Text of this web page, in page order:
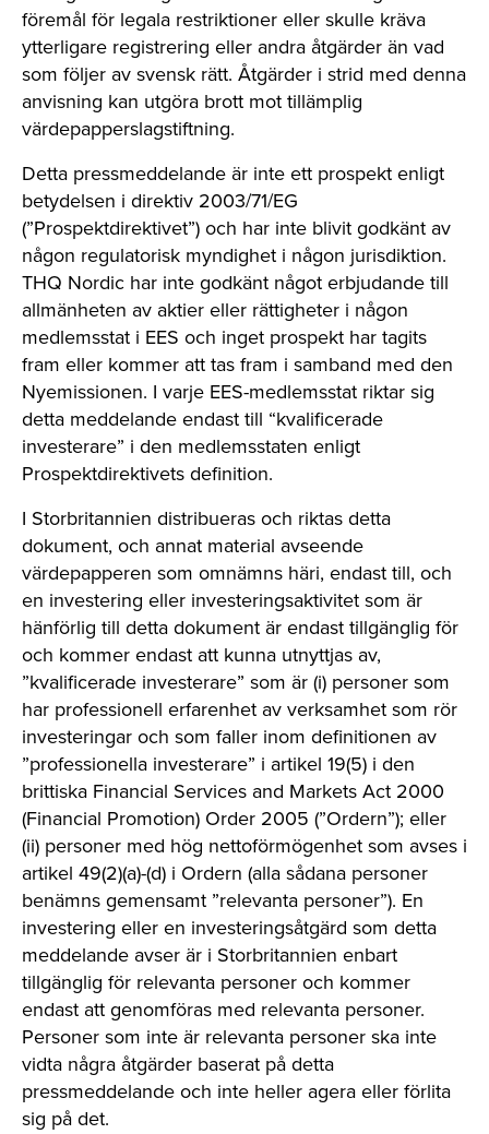
föremål för legala restriktioner eller skulle kräva
ytterligare registrering eller andra åtgärder än vad
som följer av svensk rätt. Åtgärder i strid med denna
anvisning kan utgöra brott mot tillämplig
värdepapperslagstiftning.
Detta pressmeddelande är inte ett prospekt enligt
betydelsen i direktiv 2003/71/EG
(”Prospektdirektivet”) och har inte blivit godkänt av
någon regulatorisk myndighet i någon jurisdiktion.
THQ Nordic har inte godkänt något erbjudande till
allmänheten av aktier eller rättigheter i någon
medlemsstat i EES och inget prospekt har tagits
fram eller kommer att tas fram i samband med den
Nyemissionen. I varje EES-medlemsstat riktar sig
detta meddelande endast till “kvalificerade
investerare” i den medlemsstaten enligt
Prospektdirektivets definition.
I Storbritannien distribueras och riktas detta
dokument, och annat material avseende
värdepapperen som omnämns häri, endast till, och
en investering eller investeringsaktivitet som är
hänförlig till detta dokument är endast tillgänglig för
och kommer endast att kunna utnyttjas av,
”kvalificerade investerare” som är (i) personer som
har professionell erfarenhet av verksamhet som rör
investeringar och som faller inom definitionen av
”professionella investerare” i artikel 19(5) i den
brittiska Financial Services and Markets Act 2000
(Financial Promotion) Order 2005 (”Ordern”); eller
(ii) personer med hög nettoförmögenhet som avses i
artikel 49(2)(a)-(d) i Ordern (alla sådana personer
benämns gemensamt ”relevanta personer”). En
investering eller en investeringsåtgärd som detta
meddelande avser är i Storbritannien enbart
tillgänglig för relevanta personer och kommer
endast att genomföras med relevanta personer.
Personer som inte är relevanta personer ska inte
vidta några åtgärder baserat på detta
pressmeddelande och inte heller agera eller förlita
sig på det.